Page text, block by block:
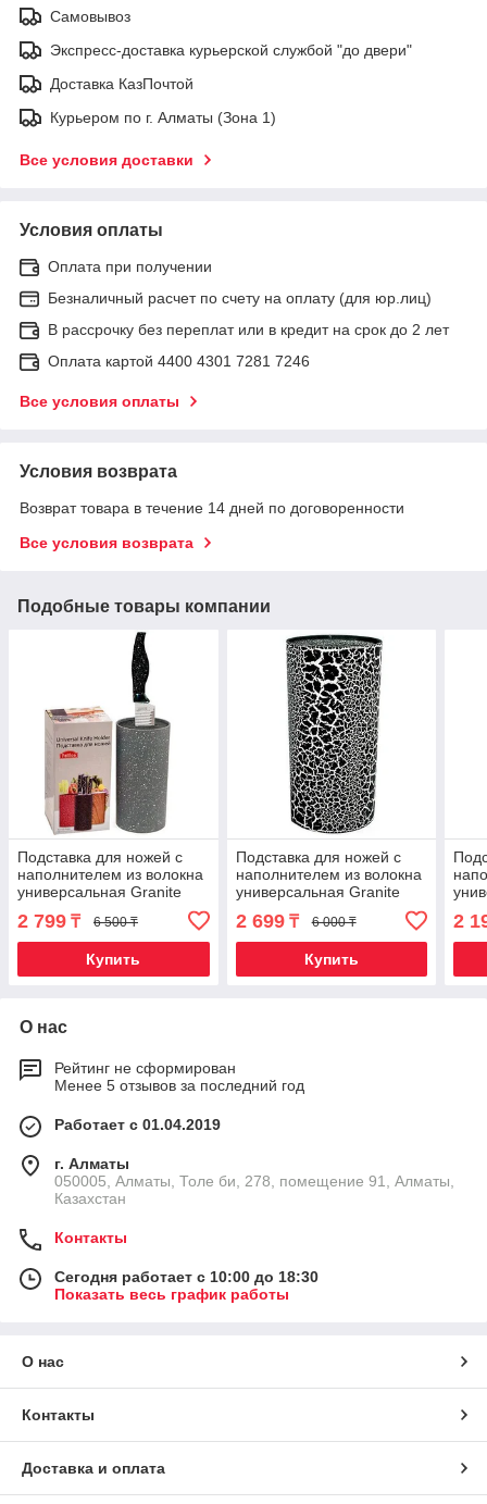
Самовывоз
Экспресс-доставка курьерской службой "до двери"
Доставка КазПочтой
Курьером по г. Алматы (Зона 1)
Все условия доставки
Условия оплаты
Оплата при получении
Безналичный расчет по счету на оплату (для юр.лиц)
В рассрочку без переплат или в кредит на срок до 2 лет
Оплата картой 4400 4301 7281 7246
Все условия оплаты
Условия возврата
Возврат товара в течение 14 дней по договоренности
Все условия возврата
Подобные товары компании
Подставка для ножей с
наполнителем из волокна
универсальная Granite
Knife Holder (Серый)
2 799 ₸ 6 500 ₸
Купить
Подставка для ножей с
наполнителем из волокна
универсальная Granite
Knife Holder (Черный)
2 699₸ 6 000 ₸
Купить
2
О нас
Рейтинг не сформирован
Менее 5 отзывов за последний год
Работает с 01.04.2019
г. Алматы
050005, Алматы, Толе би, 278, помещение 91, Алматы,
Казахстан
Контакты
Сегодня работает с 10:00 до 18:30
Показать весь график работы
О нас
Контакты
Доставка и оплата